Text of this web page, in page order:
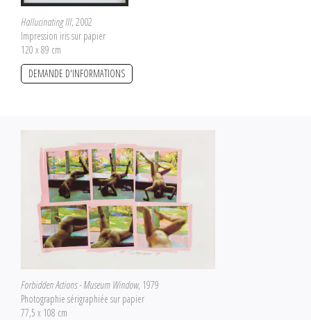
Hallucinating III, 2002
Impression iris sur papier
120 x 89 cm
DEMANDE D'INFORMATIONS
Forbidden Actions - Museum Window, 1979
Photographie sérigraphiée sur papier
77,5 x 108 cm